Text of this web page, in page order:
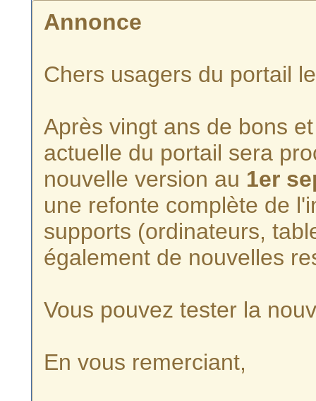
Annonce
Chers usagers du portail
Après vingt ans de bons
actuelle du portail sera
nouvelle version au 1er
une refonte complète de
supports (ordinateurs,
également de nouvelles
Vous pouvez tester la
En vous remerciant,